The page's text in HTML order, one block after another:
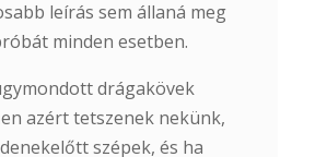
leírás sem állaná meg
minden esetben.
drágakövek
azért tetszenek nekünk,
szépek, és ha